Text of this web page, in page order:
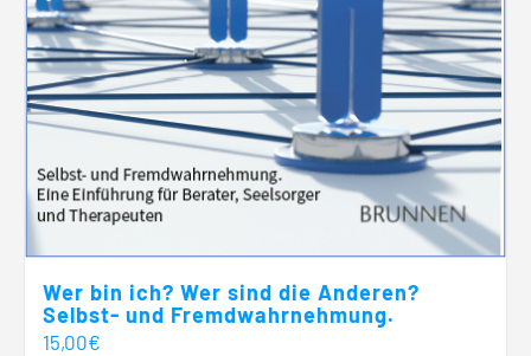
Wer bin ich? Wer sind die Anderen?
Selbst- und Fremdwahrnehmung.
15,00€